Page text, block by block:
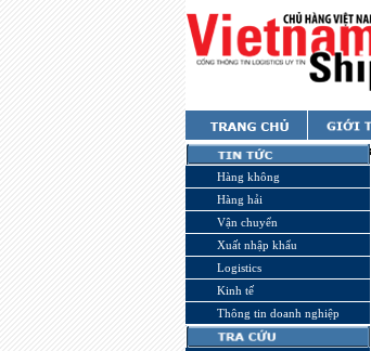
Hàng không
Hàng hải
Vận chuyển
Xuất nhập khẩu
Logistics
Kinh tế
Thông tin doanh nghiệp